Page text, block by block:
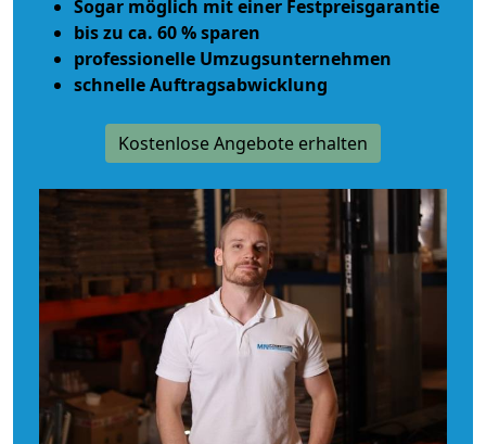
Sogar möglich mit einer Festpreisgarantie
bis zu ca. 60 % sparen
professionelle Umzugsunternehmen
schnelle Auftragsabwicklung
Kostenlose Angebote erhalten